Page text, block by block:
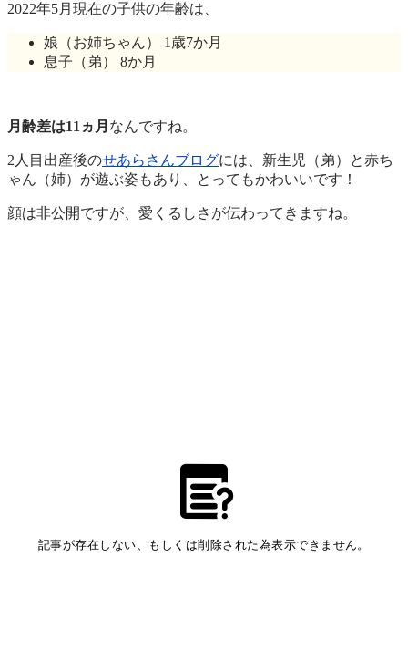
2022年5月現在の子供の年齢は、
娘（お姉ちゃん） 1歳7か月
息子（弟） 8か月
月齢差は11ヵ月 なんですね。
2人目出産後のせあらさんブログには、新生児（弟）と赤ち
ゃん（姉）が遊ぶ姿もあり、とってもかわいいです！
顔は非公開ですが、愛くるしさが伝わってきますね。